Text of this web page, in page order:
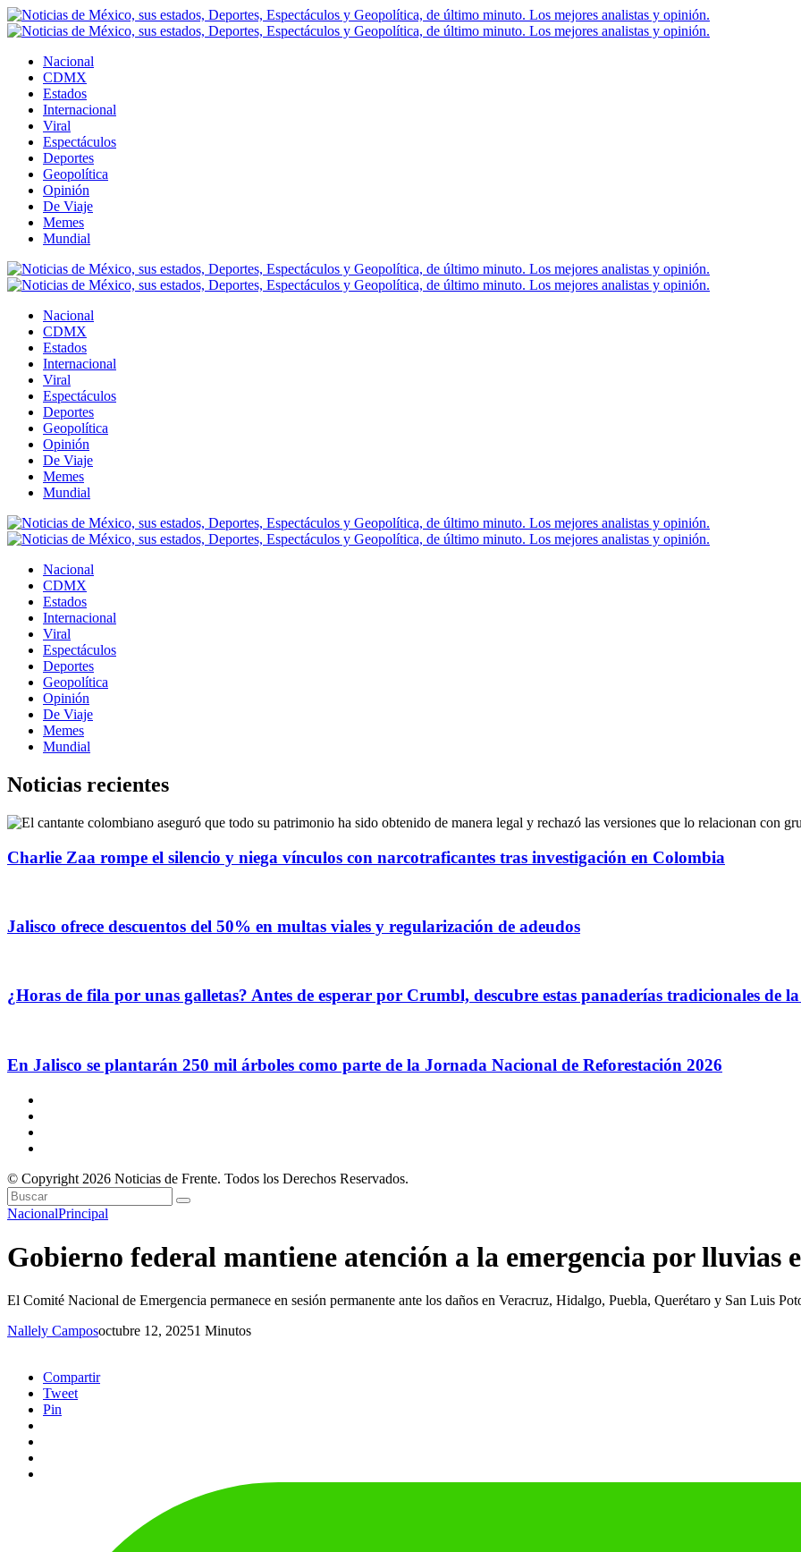
Nacional
CDMX
Estados
Internacional
Viral
Espectáculos
Deportes
Geopolítica
Opinión
De Viaje
Memes
Mundial
Nacional
CDMX
Estados
Internacional
Viral
Espectáculos
Deportes
Geopolítica
Opinión
De Viaje
Memes
Mundial
Nacional
CDMX
Estados
Internacional
Viral
Espectáculos
Deportes
Geopolítica
Opinión
De Viaje
Memes
Mundial
Noticias recientes
Charlie Zaa rompe el silencio y niega vínculos con narcotraficantes tras investigación en Colombia
Jalisco ofrece descuentos del 50% en multas viales y regularización de adeudos
¿Horas de fila por unas galletas? Antes de esperar por Crumbl, descubre estas panaderías tradicionales de
En Jalisco se plantarán 250 mil árboles como parte de la Jornada Nacional de Reforestación 2026
© Copyright 2026 Noticias de Frente. Todos los Derechos Reservados.
NacionalPrincipal
Gobierno federal mantiene atención a la emergencia por lluvias
El Comité Nacional de Emergencia permanece en sesión permanente ante los daños en Veracruz, Hidalgo, Puebla, Querétaro y San Luis
Nallely Camposoctubre 12, 20251 Minutos
Compartir
Tweet
Pin